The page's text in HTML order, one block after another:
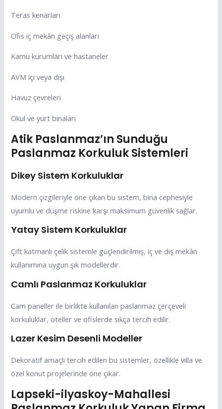
Teras kenarları
Ofis iç mekân geçiş alanları
Kamu kurumları ve hastaneler
AVM içi veya dışı
Havuz çevreleri
Okul ve yurt binaları
Atik Paslanmaz’ın Sunduğu
Paslanmaz Korkuluk Sistemleri
Dikey Sistem Korkuluklar
Modern çizgileriyle öne çıkan bu sistem, bina cephesiyle
uyumlu ve düşme riskine karşı maksimum güvenlik sağlar.
Yatay Sistem Korkuluklar
Çift katmanlı çelik sistemle güçlendirilmiş, iç ve dış mekân
kullanımına uygun şık modellerdir.
Camlı Paslanmaz Korkuluklar
Cam paneller ile birlikte kullanılan paslanmaz çerçeveli
korkuluklar, oteller ve ofislerde sıkça tercih edilir.
Lazer Kesim Desenli Modeller
Dekoratif amaçlı tercih edilen bu sistemler, özellikle villa ve
özel konut projelerinde öne çıkar.
Lapseki-ilyaskoy-Mahallesi